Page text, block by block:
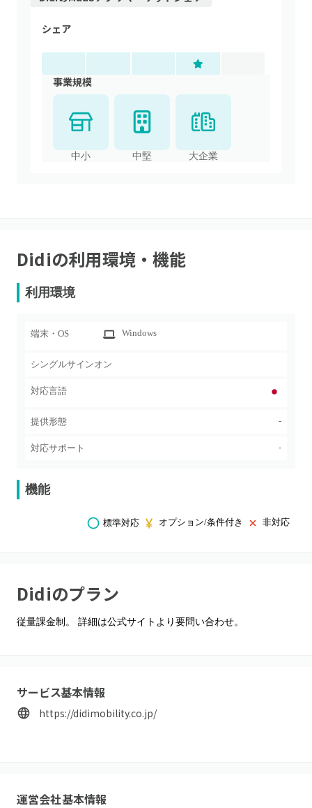
シェア
事業規模
中小 中堅 大企業
Didiの利用環境・機能
利用環境
端末・OS Windows
シングルサインオン
対応言語
提供形態 -
対応サポート -
機能
標準対応 オプション/条件付き 非対応
Didiのプラン
従量課金制。 詳細は公式サイトより要問い合わせ。
サービス基本情報
https://didimobility.co.jp/
運営会社基本情報